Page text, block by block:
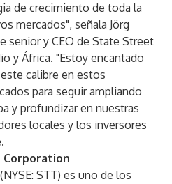
de crecimiento de toda la
mercados", señala Jörg
senior y CEO de State Street
y África. "Estoy encantado
calibre en estos
para seguir ampliando
y profundizar en nuestras
locales y los inversores
STT) es uno de los